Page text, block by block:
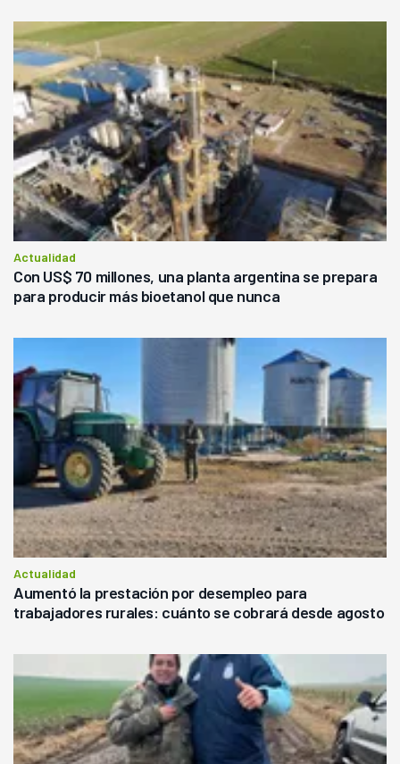
Actualidad
Con US$ 70 millones, una planta argentina se prepara
para producir más bioetanol que nunca
Actualidad
Aumentó la prestación por desempleo para
trabajadores rurales: cuánto se cobrará desde agosto